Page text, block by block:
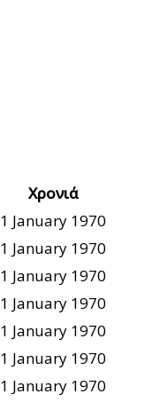
Χρονιά
1 January 1970
1 January 1970
1 January 1970
1 January 1970
1 January 1970
1 January 1970
1 January 1970